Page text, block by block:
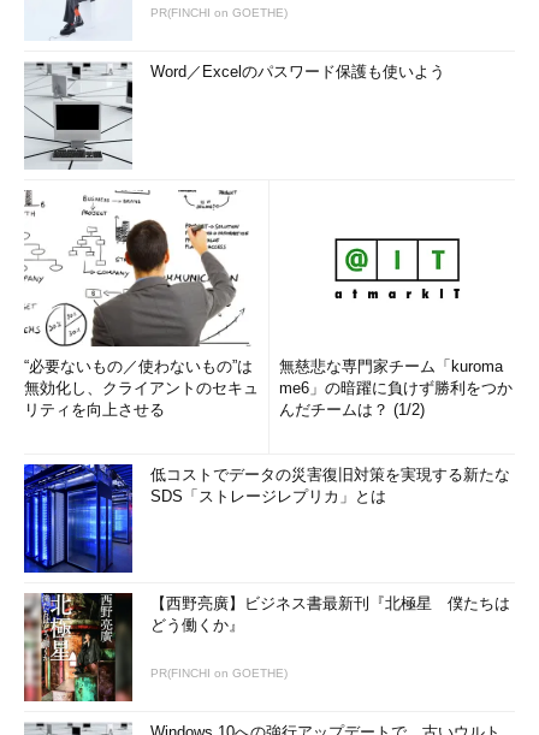
PR(FINCHI on GOETHE)
Word／Excelのパスワード保護も使いよう
“必要ないもの／使わないもの”は
無効化し、クライアントのセキュ
リティを向上させる
無慈悲な専門家チーム「kuroma
me6」の暗躍に負けず勝利をつか
んだチームは？ (1/2)
低コストでデータの災害復旧対策を実現する新たな
SDS「ストレージレプリカ」とは
【西野亮廣】ビジネス書最新刊『北極星 僕たちは
どう働くか』
PR(FINCHI on GOETHE)